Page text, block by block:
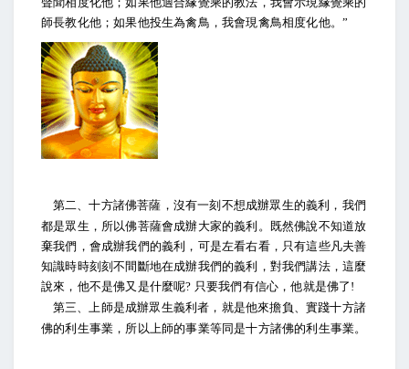
師長教化他；如果他投生為禽鳥，我會現禽鳥相度化他。”
第二、十方諸佛菩薩，沒有一刻不想成辦眾生的義利，我們
都是眾生，所以佛菩薩會成辦大家的義利。既然佛說不知道放
棄我們，會成辦我們的義利，可是左看右看，只有這些凡夫善
知識時時刻刻不間斷地在成辦我們的義利，對我們講法，這麼
說來，他不是佛又是什麼呢? 只要我們有信心，他就是佛了 !
第三、上師是成辦眾生義利者，就是他來擔負、實踐十方諸
佛的利生事業，所以上師的事業等同是十方諸佛的利生事業。